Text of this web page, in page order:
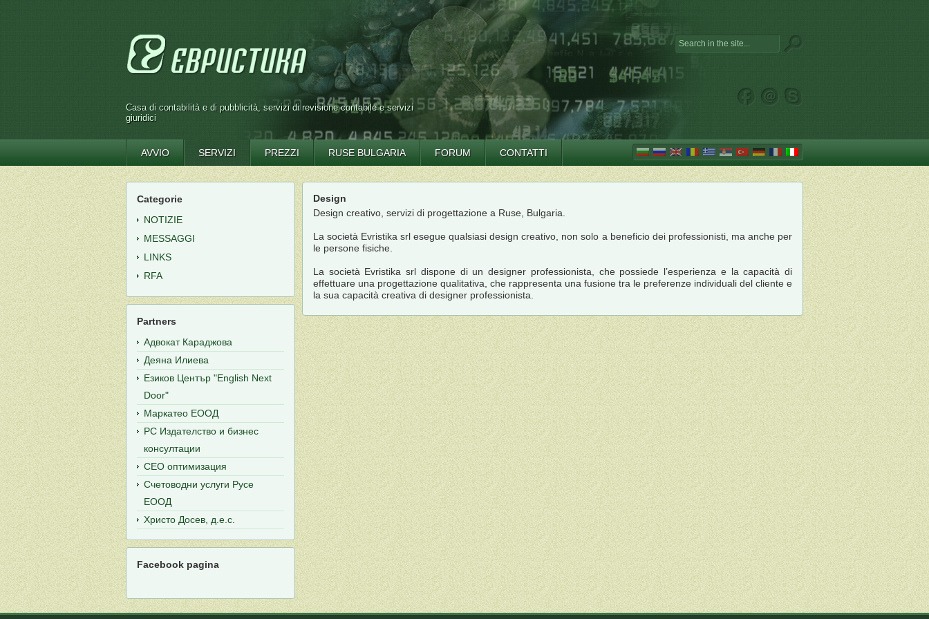
Casa di contabilità e di pubblicità, servizi di revisione contabile e servizi
giuridici
AVVIO SERVIZI PREZZI RUSE BULGARIA FORUM CONTATTI
Design
Design creativo, servizi di progettazione a Ruse, Bulgaria.
La società Evristika srl esegue qualsiasi design creativo, non solo a beneficio dei professionisti, ma anche per
le persone fisiche.
La società Evristika srl dispone di un designer professionista, che possiede l’esperienza e la capacità di
effettuare una progettazione qualitativa, che rappresenta una fusione tra le preferenze individuali del cliente e
la sua capacità creativa di designer professionista.
Categorie
NOTIZIE
MESSAGGI
LINKS
RFA
Partners
Адвокат Караджова
Деяна Илиева
Езиков Център "English Next
Door"
Маркатео ЕООД
РС Издателство и бизнес
консултации
СЕО оптимизация
Счетоводни услуги Русе
ЕООД
Христо Досев, д.е.с.
Facebook pagina